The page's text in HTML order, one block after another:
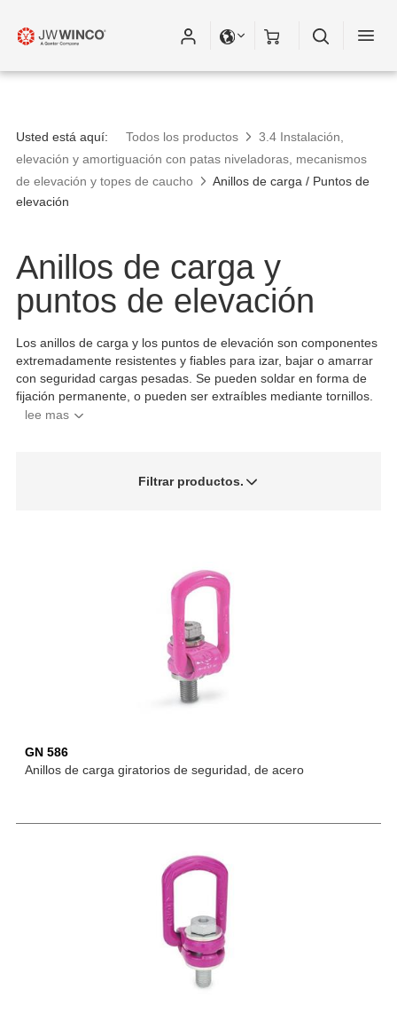
Usted está aquí: Todos los productos
3.4 Instalación,
elevación y amortiguación con patas niveladoras, mecanismos
de elevación y topes de caucho
Anillos de carga / Puntos de
elevación
Anillos de carga y
puntos de elevación
Los anillos de carga y los puntos de elevación son componentes
extremadamente resistentes y fiables para izar, bajar o amarrar
con seguridad cargas pesadas. Se pueden soldar en forma de
fijación permanente, o pueden ser extraíbles mediante tornillos.
Filtrar productos.
GN 586
Anillos de carga giratorios de seguridad, de acero